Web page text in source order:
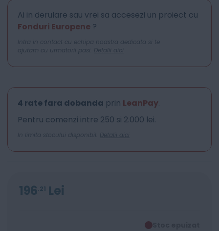
Ai in derulare sau vrei sa accesezi un proiect cu
Fonduri Europene ?
Intra in contact cu echipa noastra dedicata si te
ajutam cu urmatorii pasi. Detalii aici
4 rate fara dobanda prin LeanPay.
Pentru comenzi intre 250 si 2.000 lei.
In limita stocului disponibil. Detalii aici
196 21 Lei